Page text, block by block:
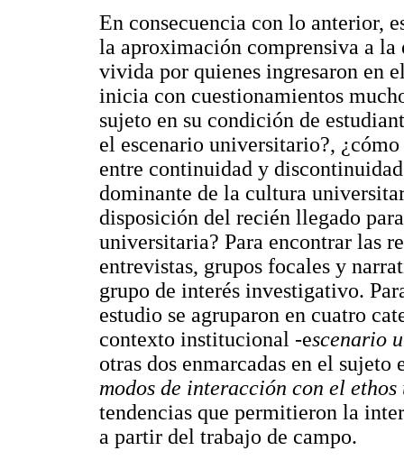
En consecuencia con lo anterior,
la aproximación comprensiva a
vivida por quienes ingresaron en
inicia con cuestionamientos
sujeto en su condición de
el escenario universitario?,
entre continuidad y
dominante de la cultura
disposición del recién llegado
universitaria? Para encontrar las
entrevistas, grupos focales y
grupo de interés investigativo.
estudio se agruparon en cuatro
contexto institucional -escenario
otras dos enmarcadas en el
modos de interacción con el
tendencias que permitieron la
a partir del trabajo de campo.